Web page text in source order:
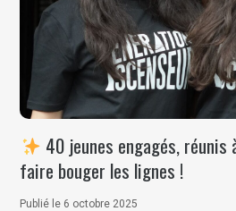
40 jeunes engagés, réunis
faire bouger les lignes !
Publié le 6 octobre 2025